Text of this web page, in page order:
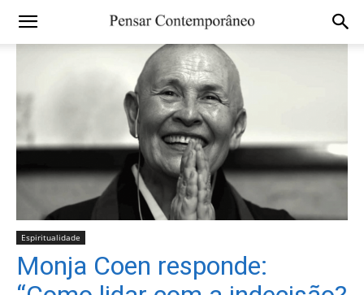
Espiritualidade
Monja Coen responde: